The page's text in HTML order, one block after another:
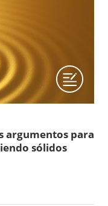
argumentos para
sólidos